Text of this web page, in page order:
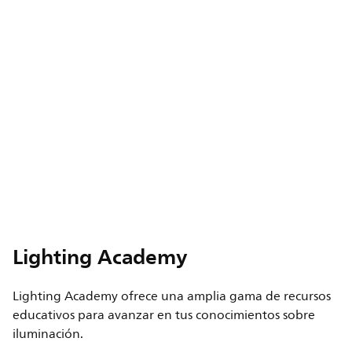
Lighting Academy
Lighting Academy ofrece una amplia gama de recursos
educativos para avanzar en tus conocimientos sobre
iluminación.